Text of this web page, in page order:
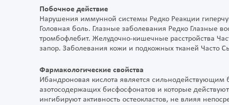
Побочное действие
Нарушения иммунной системы Редко Реакции
Головная боль. Глазные заболевания Редко Глазные
тромбофлебит. Желудочно-кишечные расстройства
запор. Заболевания кожи и подкожных тканей Часто
Фармакологические свойства
Ибандроновая кислота является сильнодействующим
азотосодержащих бисфосфонатов и которые
ингибируют активность остеокластов, не влияя